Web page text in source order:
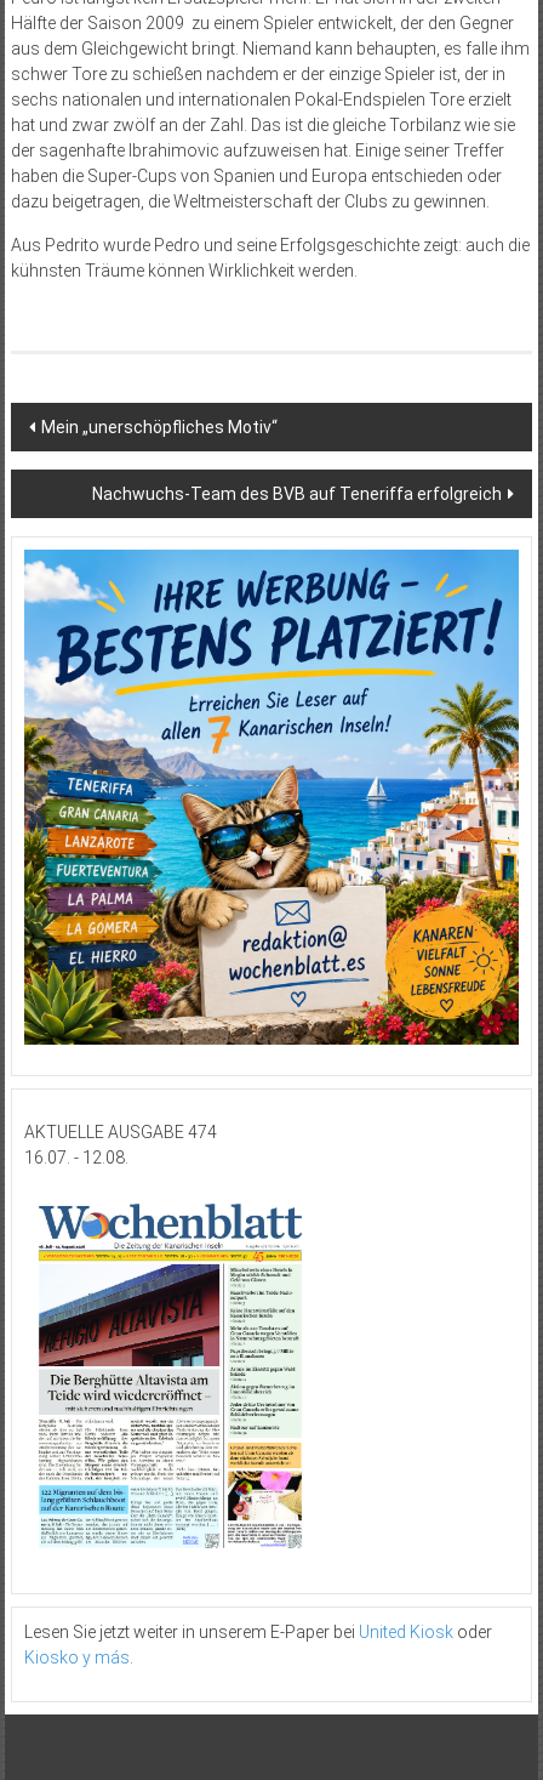
Hälfte der Saison 2009 zu einem Spieler entwickelt, der den Gegner
aus dem Gleichgewicht bringt. Niemand kann behaupten, es falle ihm
schwer Tore zu schießen nachdem er der einzige Spieler ist, der in
sechs nationalen und internationalen Pokal-Endspielen Tore erzielt
hat und zwar zwölf an der Zahl. Das ist die gleiche Torbilanz wie sie
der sagenhafte Ibrahimovic aufzuweisen hat. Einige seiner Treffer
haben die Super-Cups von Spanien und Europa entschieden oder
dazu beigetragen, die Weltmeisterschaft der Clubs zu gewinnen.
Aus Pedrito wurde Pedro und seine Erfolgsgeschichte zeigt: auch die
kühnsten Träume können Wirklichkeit werden.
Beitragsnavigation
Mein „unerschöpfliches Motiv“
Nachwuchs-Team des BVB auf Teneriffa erfolgreich
AKTUELLE AUSGABE 474
16.07. - 12.08.
Lesen Sie jetzt weiter in unserem E-Paper bei United Kioskoder
Kiosko y más